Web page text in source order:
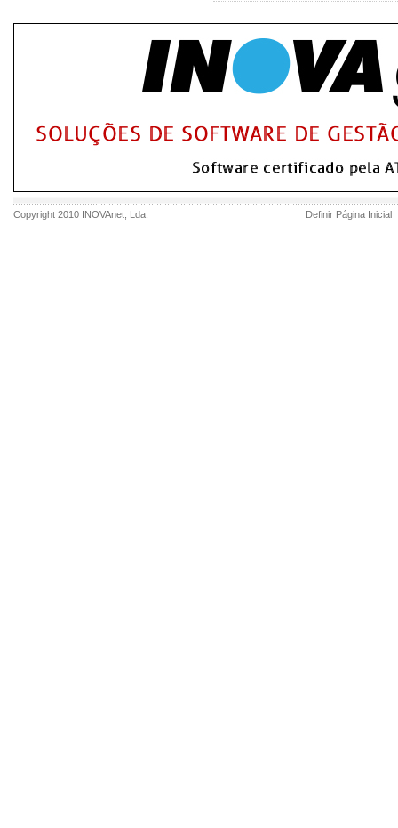
Copyright 2010 INOVAnet , Lda. Definir Página Inicial